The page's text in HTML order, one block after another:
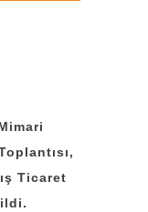
Ticaret